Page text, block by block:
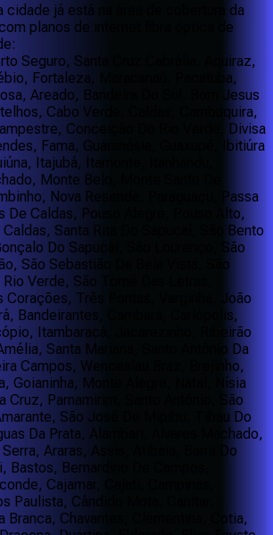
cidade já está na área de cobertura da
planos de internet fibra óptica de
Seguro, Santa Cruz Cabrália, Aquiraz,
Fortaleza, Maracanaú, Pacatuba,
Areado, Bandeira Do Sul, Bom Jesus
Cabo Verde, Caldas, Cambuquira,
Conceição Do Rio Verde, Divisa
Fama, Guaranésia, Guaxupé, Ibitiúra
Itajubá, Itamonte, Itanhandu,
Monte Belo, Monte Santo De
Nova Resende, Paraguaçu, Passa
De Caldas, Pouso Alegre, Pouso Alto,
Caldas, Santa Rita Do Sapucaí, São Bento
Do Sapucaí, São Lourenço, São
São Sebastião Da Bela Vista, São
Verde, São Tomé Das Letras,
Corações, Três Pontas, Varginha, João
Bandeirantes, Cambará, Carlópolis,
Itambaracá, Jacarezinho, Ribeirão
Santa Mariana, Santo Antônio Da
Campos, Wenceslau Braz, Brejinho,
Goianinha, Monte Alegre, Natal, Nísia
Cruz, Parnamirim, Santo Antônio, São
São José De Mipibu, Tibau Do
Da Prata, Alambari, Álvares Machado,
Araras, Assis, Atibaia, Barra Do
Bastos, Bernardino De Campos,
Cajamar, Cajati, Campinas,
Paulista, Cândido Mota, Canitar,
Branca, Chavantes, Clementina, Cotia,